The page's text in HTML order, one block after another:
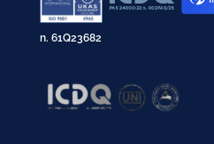
n. 61Q23682